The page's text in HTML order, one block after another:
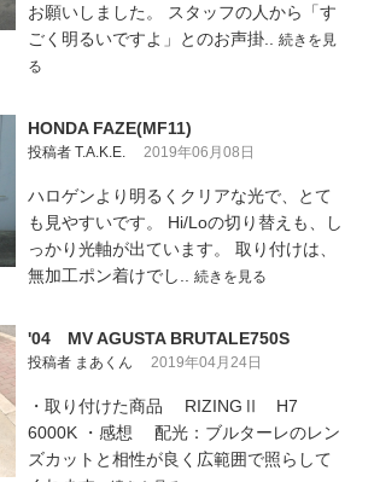
お願いしました。 スタッフの人から「す
ごく明るいですよ」とのお声掛.. 続きを見
る
HONDA FAZE(MF11)
投稿者 T.A.K.E. 2019年06月08日
ハロゲンより明るくクリアな光で、とて
も見やすいです。 Hi/Loの切り替えも、し
っかり光軸が出ています。 取り付けは、
無加工ポン着けでし.. 続きを見る
'04 MV AGUSTA BRUTALE750S
投稿者 まあくん 2019年04月24日
・取り付けた商品 RIZINGⅡ H7
6000K ・感想 配光：ブルターレのレン
ズカットと相性が良く広範囲で照らして